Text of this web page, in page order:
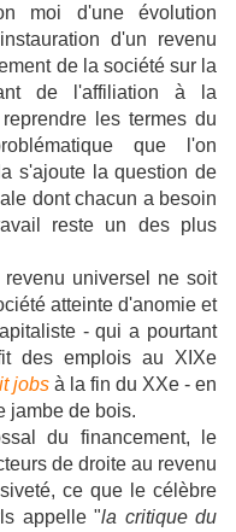
moi d'une évolution
d'un revenu
de la société sur la
de l'affiliation à la
les termes du
que l'on
s'ajoute la question de
dont chacun a besoin
reste un des plus
universel ne soit
atteinte d'anomie et
- qui a pourtant
des emplois au XIXe
jobs à la fin du XXe - en
jambe de bois.
du financement, le
de droite au revenu
ce que le célèbre
appelle "la critique du